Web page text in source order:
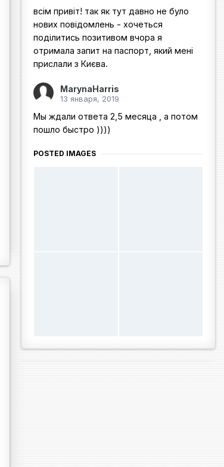
всім привіт! так як тут давно не було
нових повідомлень - хочеться
поділитись позитивом вчора я
отримала запит на паспорт, який мені
прислали з Києва.
MarynaHarris
13 января, 2019
Мы ждали ответа 2,5 месяца , а потом
пошло быстро ))))
POSTED IMAGES